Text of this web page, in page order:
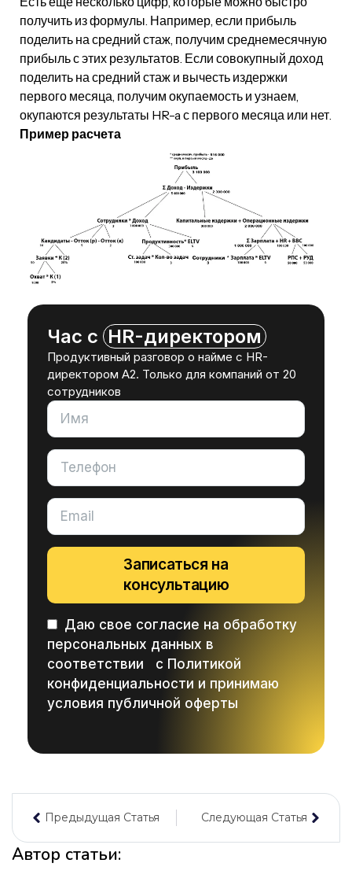
получить из формулы. Например, если прибыль
поделить на средний стаж, получим среднемесячную
прибыль с этих результатов. Если совокупный доход
поделить на средний стаж и вычесть издержки
первого месяца, получим окупаемость и узнаем,
окупаются результаты HR-a с первого месяца или нет.
Пример расчета
Час с HR-директором
Продуктивный разговор о найме с HR-
директором A2. Только для компаний от 20
сотрудников
Даю свое согласие на обработку
персональных данных в
соответствии с Политикой
конфиденциальности и принимаю
условия публичной оферты
Записаться на
консультацию
Предыдущая Статья Следующая Статья
Автор статьи: